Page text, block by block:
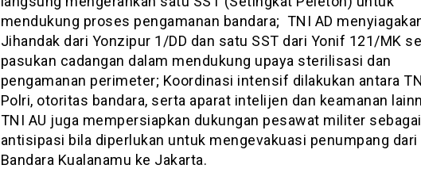
mendukung proses pengamanan bandara; TNI AD
Jihandak dari Yonzipur 1/DD dan satu SST dari Yonif 121/MK
pasukan cadangan dalam mendukung upaya sterilisasi dan
pengamanan perimeter; Koordinasi intensif dilakukan antara
Polri, otoritas bandara, serta aparat intelijen dan keamanan
TNI AU juga mempersiapkan dukungan pesawat militer sebagai
antisipasi bila diperlukan untuk mengevakuasi penumpang dari
Bandara Kualanamu ke Jakarta.